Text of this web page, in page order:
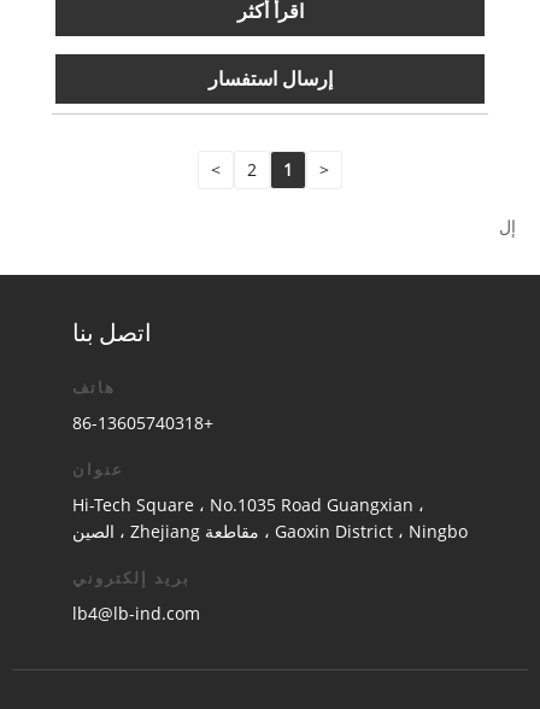
اقرأ أكثر
إرسال استفسار
<
1
2
>
إل
اتصل بنا
هاتف
+86-13605740318
عنوان
Hi-Tech Square ، No.1035 Road Guangxian ،
Gaoxin District ، Ningbo ، مقاطعة Zhejiang ، الصين
بريد إلكتروني
lb4@lb-ind.com